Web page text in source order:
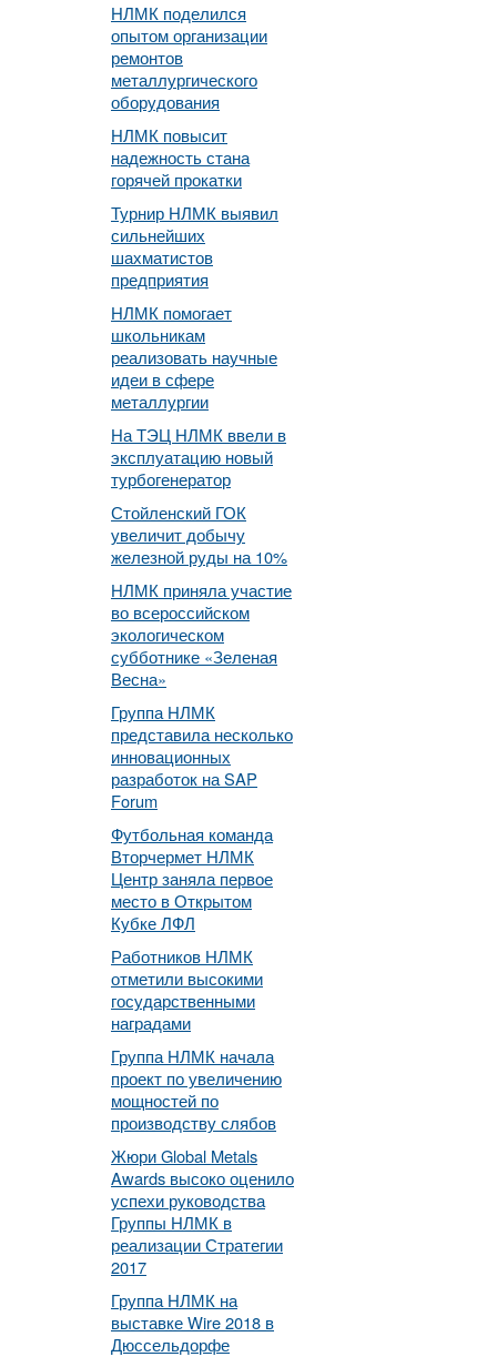
НЛМК поделился
опытом организации
ремонтов
металлургического
оборудования
НЛМК повысит
надежность стана
горячей прокатки
Турнир НЛМК выявил
сильнейших
шахматистов
предприятия
НЛМК помогает
школьникам
реализовать научные
идеи в сфере
металлургии
На ТЭЦ НЛМК ввели в
эксплуатацию новый
турбогенератор
Стойленский ГОК
увеличит добычу
железной руды на 10%
НЛМК приняла участие
во всероссийском
экологическом
субботнике «Зеленая
Весна»
Группа НЛМК
представила несколько
инновационных
разработок на SAP
Forum
Футбольная команда
Вторчермет НЛМК
Центр заняла первое
место в Открытом
Кубке ЛФЛ
Работников НЛМК
отметили высокими
государственными
наградами
Группа НЛМК начала
проект по увеличению
мощностей по
производству слябов
Жюри Global Metals
Awards высоко оценило
успехи руководства
Группы НЛМК в
реализации Стратегии
2017
Группа НЛМК на
выставке Wire 2018 в
Дюссельдорфе